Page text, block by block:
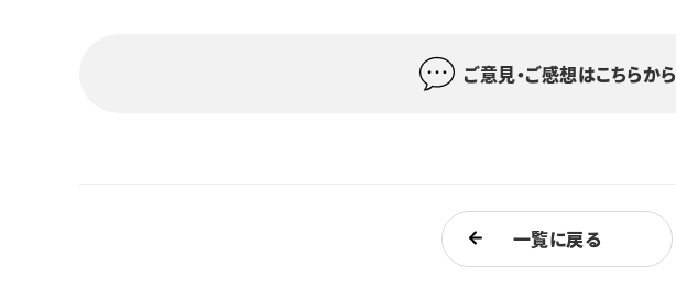
ご意見・ご感想はこちらから
一覧に戻る